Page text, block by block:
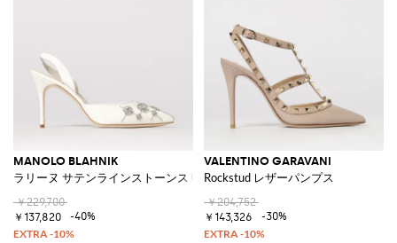
MANOLO BLAHNIK
ラリーヌ サテンラインストーンスリングバック
￥229,700
￥137,820
-40%
VALENTINO GARAVANI
Rockstud レザーパンプス
￥204,752
￥143,326
-30%